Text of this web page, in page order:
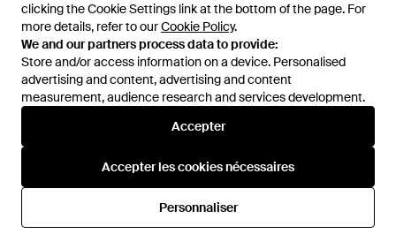
clicking the Cookie Settings link at the bottom of the page. For
more details, refer to ourCookie Policy.
We and our partners process data to provide:
Store and/or access information on a device. Personalised
advertising and content, advertising and content
measurement, audience research and services development.
Accepter
Accepter les cookies nécessaires
Personnaliser
clicking the Cookie Settings link at the bottom of the page. For
more details, refer to ourCookie Policy.
We and our partners process data to provide:
Store and/or access information on a device. Personalised
advertising and content, advertising and content
measurement, audience research and services development.
Accepter
Accepter les cookies nécessaires
Personnaliser
174 €
The North Face
Doudoune Plumes Ou
Synthétique - Gris
De YOOX
108,50 €
The North Face
Ski Jackets - Bleu
DeMiinto